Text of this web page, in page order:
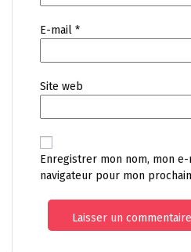
E-mail *
Site web
Enregistrer mon nom, mon
navigateur pour mon